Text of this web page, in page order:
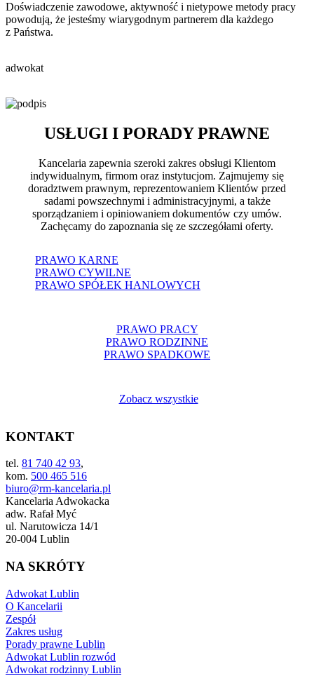
Doświadczenie zawodowe, aktywność i nietypowe metody pracy
powodują, że jesteśmy wiarygodnym partnerem dla każdego
z Państwa.
adwokat
USŁUGI I PORADY PRAWNE
Kancelaria zapewnia szeroki zakres obsługi Klientom
indywidualnym, firmom oraz instytucjom. Zajmujemy się
doradztwem prawnym, reprezentowaniem Klientów przed
sadami powszechnymi i administracyjnymi, a także
sporządzaniem i opiniowaniem dokumentów czy umów.
Zachęcamy do zapoznania się ze szczegółami oferty.
PRAWO KARNE
PRAWO CYWILNE
PRAWO SPÓŁEK HANLOWYCH
PRAWO PRACY
PRAWO RODZINNE
PRAWO SPADKOWE
Zobacz wszystkie
KONTAKT
tel. 81 740 42 93,
kom. 500 465 516
biuro@rm-kancelaria.pl
Kancelaria Adwokacka
adw. Rafał Myć
ul. Narutowicza 14/1
20-004 Lublin
NA SKRÓTY
Adwokat Lublin
O Kancelarii
Zespół
Zakres usług
Porady prawne Lublin
Adwokat Lublin rozwód
Adwokat rodzinny Lublin